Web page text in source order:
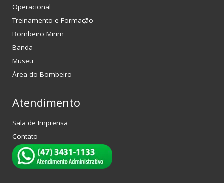
Operacional
Treinamento e Formação
Bombeiro Mirim
Banda
Museu
Área do Bombeiro
Atendimento
Sala de Imprensa
Contato